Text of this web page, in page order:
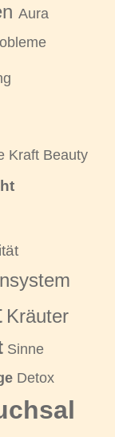
Aura
Kraft Beauty
Kräuter
Sinne
Detox